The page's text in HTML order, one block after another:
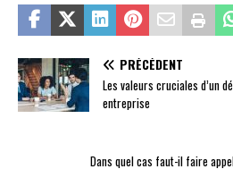
PRÉCÉDENT
Les valeurs cruciales d’un
entreprise
Dans quel cas faut-il faire